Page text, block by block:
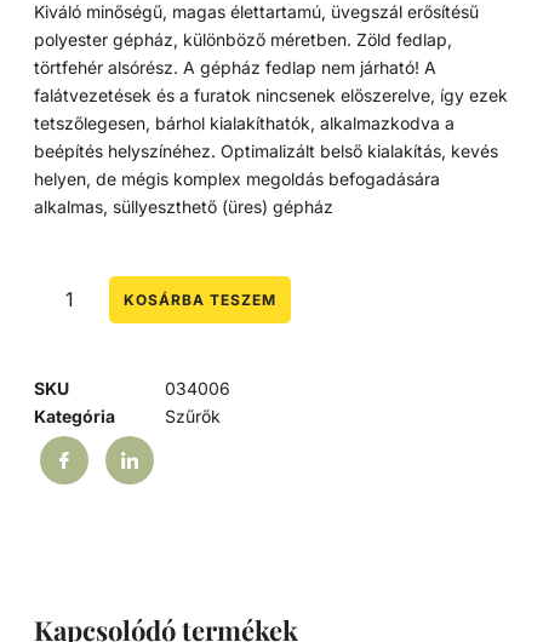
Kiváló minőségű, magas élettartamú, üvegszál erősítésű
polyester gépház, különböző méretben. Zöld fedlap,
törtfehér alsórész. A gépház fedlap nem járható! A
falátvezetések és a furatok nincsenek előszerelve, így ezek
tetszőlegesen, bárhol kialakíthatók, alkalmazkodva a
beépítés helyszínéhez. Optimalizált belső kialakítás, kevés
helyen, de mégis komplex megoldás befogadására
alkalmas, süllyeszthető (üres) gépház
KOSÁRBA TESZEM
SKU
034006
Kategória
Szűrők
Kapcsolódó termékek